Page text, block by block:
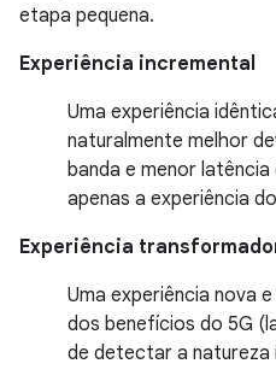
etapa pequena.
Experiência incremental
Uma experiência
naturalmente melhor
banda e menor
apenas a experiência
Experiência
Uma experiência nova
dos benefícios do 5G
de detectar a natureza